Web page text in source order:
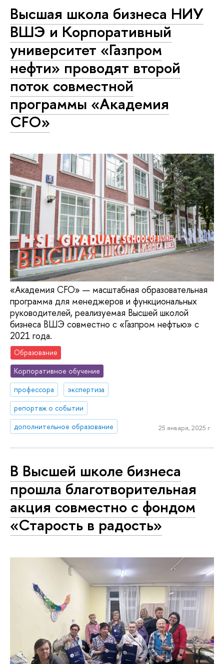
Высшая школа бизнеса НИУ
ВШЭ и Корпоративный
университет «Газпром
нефти» проводят второй
поток совместной
программы «Академия
CFO»
«Академия CFO» — масштабная образовательная
программа для менеджеров и функциональных
руководителей, реализуемая Высшей школой
бизнеса ВШЭ совместно с «Газпром нефтью» с
2021 года.
Образование
Корпоративное обучение
профессора
экспертиза
репортаж о событии
дополнительное образование
25 января, 2025 г.
В Высшей школе бизнеса
прошла благотворительная
акция совместно с фондом
«Старость в радость»